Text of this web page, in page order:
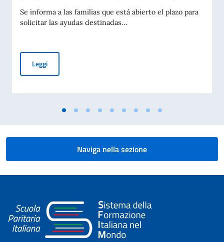
Se informa a las familias que está abierto el plazo para
solicitar las ayudas destinadas...
LeggiAyudas para alumnos con necesidades específicas de
Naviga nella sezione